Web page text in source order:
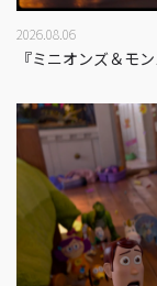
2026.08.06
『ミニオンズ＆モ